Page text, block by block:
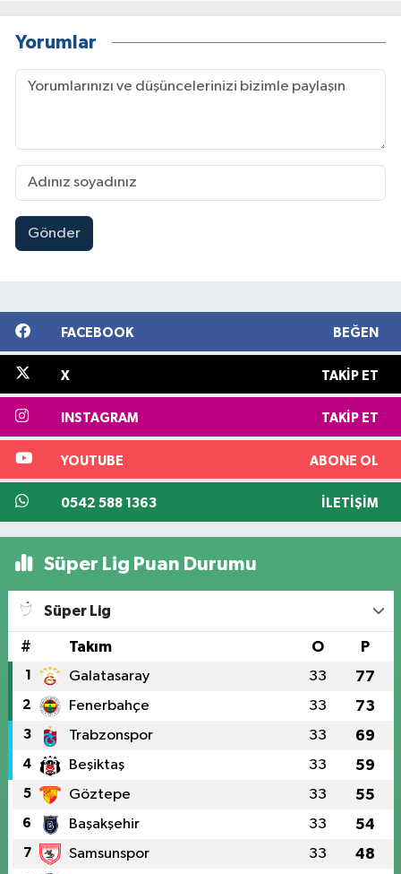
Yorumlar
Gönder
FACEBOOK BEĞEN
X TAKIP ET
INSTAGRAM TAKIP ET
YOUTUBE ABONE OL
0542 588 1363 İLETIŞIM
Süper Lig Puan Durumu
Süper Lig
# Takım O P
1 Galatasaray 33 77
2 Fenerbahçe 33 73
3 Trabzonspor 33 69
4 Beşiktaş 33 59
5 Göztepe 33 55
6 Başakşehir 33 54
7 Samsunspor 33 48